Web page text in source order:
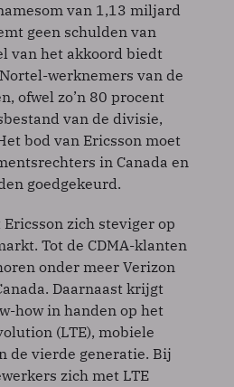
van 1,13 miljard
geen schulden van
van het akkoord biedt
werknemers van de
ofwel zo’n 80 procent
van de divisie,
bod van Ericsson moet
in Canada en
goedgekeurd.
zich steviger op
Tot de CDMA-klanten
onder meer Verizon
Daarnaast krijgt
how in handen op het
(LTE), mobiele
de vierde generatie. Bij
zich met LTE